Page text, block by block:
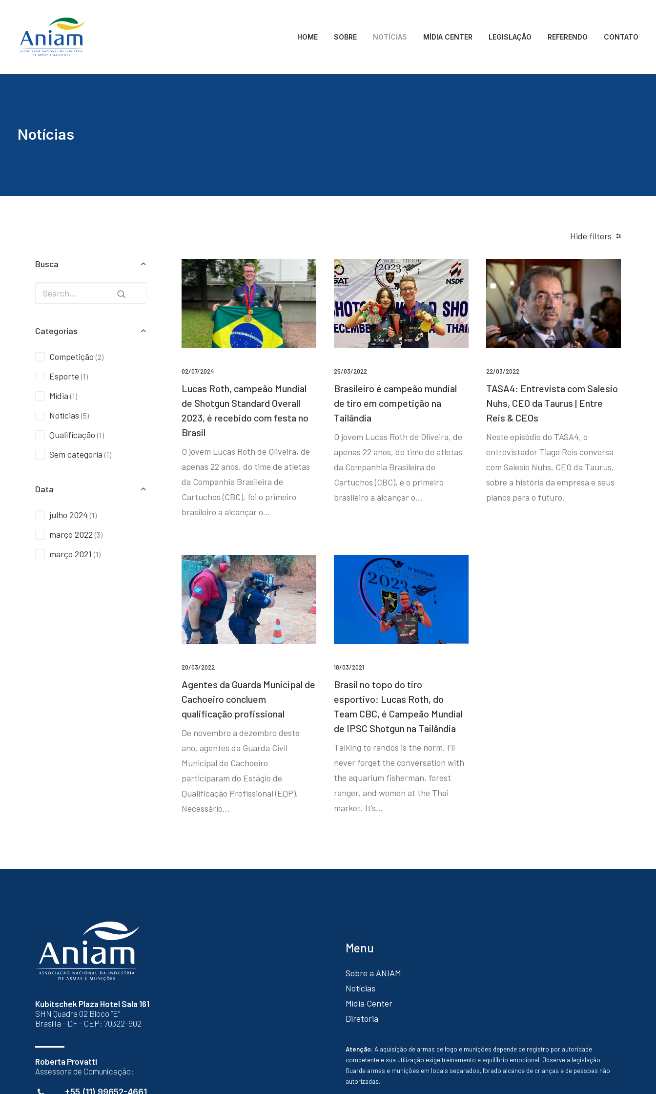
HOME SOBRE NOTÍCIAS MÍDIA CENTER LEGISLAÇÃO REFERENDO CONTATO
Notícias
Hide filters
Busca
Categorias
Competição (2)
Esporte (1)
Mídia (1)
Notícias (5)
Qualificação (1)
Sem categoria (1)
Data
julho 2024 (1)
março 2022 (3)
março 2021 (1)
02/07/2024
Lucas Roth, campeão Mundial
de Shotgun Standard Overall
2023, é recebido com festa no
Brasil
O jovem Lucas Roth de Oliveira, de
apenas 22 anos, do time de atletas
da Companhia Brasileira de
Cartuchos (CBC), foi o primeiro
brasileiro a alcançar o…
25/03/2022
Brasileiro é campeão mundial
de tiro em competição na
Tailândia
O jovem Lucas Roth de Oliveira, de
apenas 22 anos, do time de atletas
da Companhia Brasileira de
Cartuchos (CBC), é o primeiro
brasileiro a alcançar o…
22/03/2022
TASA4: Entrevista com Salesio
Nuhs, CEO da Taurus | Entre
Reis & CEOs
Neste episódio do TASA4, o
entrevistador Tiago Reis conversa
com Salesio Nuhs, CEO da Taurus,
sobre a história da empresa e seus
planos para o futuro.
20/03/2022
Agentes da Guarda Municipal de
Cachoeiro concluem
qualificação profissional
De novembro a dezembro deste
ano, agentes da Guarda Civil
Municipal de Cachoeiro
participaram do Estágio de
Qualificação Profissional (EQP).
Necessário…
18/03/2021
Brasil no topo do tiro
esportivo: Lucas Roth, do
Team CBC, é Campeão Mundial
de IPSC Shotgun na Tailândia
Talking to randos is the norm. I’ll
never forget the conversation with
the aquarium fisherman, forest
ranger, and women at the Thai
market. It’s…
Kubitschek Plaza Hotel Sala 161
SHN Quadra 02 Bloco “E”
Brasília - DF - CEP: 70322-902
Roberta Provatti
Assessora de Comunicação:
+55 (11) 99652-4661
Menu
Sobre a ANIAM
Notícias
Mídia Center
Diretoria
Atenção: A aquisição de armas de fogo e munições depende de registro por autoridade
competente e sua utilização exige treinamento e equilíbrio emocional. Observe a legislação.
Guarde armas e munições em locais separados, forado alcance de crianças e de pessoas não
autorizadas.